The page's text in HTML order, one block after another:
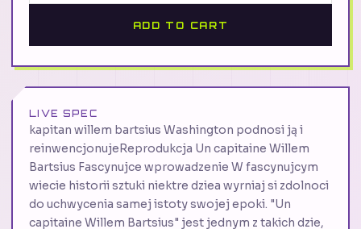
ADD TO CART
LIVE SPEC
kapitan willem bartsius Washington podnosi ją i
reinwencjonujeReprodukcja Un capitaine Willem
Bartsius Fascynujce wprowadzenie W fascynujcym
wiecie historii sztuki niektre dziea wyrniaj si zdolnoci
do uchwycenia samej istoty swojej epoki. "Un
capitaine Willem Bartsius" jest jednym z takich dzie,